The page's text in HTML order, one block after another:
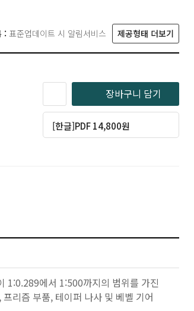
: 표준업데이트 시 알림서비스 제공형태 더보기
장바구니 담기
[한글]PDF 14,800원
1:0.289에서 1:500까지의 범위를 가진
리즘 부품, 테이퍼 나사 및 베벨 기어